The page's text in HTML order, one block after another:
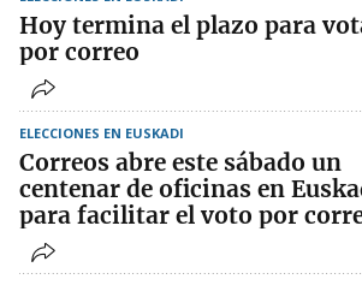
Hoy termina el plazo para
por correo
ELECCIONES EN EUSKADI
Correos abre este sábado un
centenar de oficinas en
para facilitar el voto por